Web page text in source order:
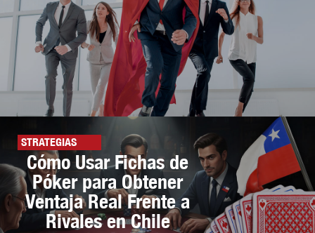
STRATEGIAS
Cómo Usar Fichas de
Póker para Obtener
Ventaja Real Frente a
Rivales en Chile